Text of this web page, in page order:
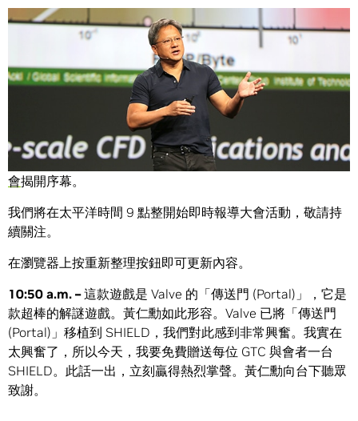
Share
NVIDIA 執行長黃仁勳今早於加州聖荷西為年度GPU 技術大
會揭開序幕。
我們將在太平洋時間 9 點整開始即時報導大會活動，敬請持
續關注。
在瀏覽器上按重新整理按鈕即可更新內容。
10:50 a.m. –這款遊戲是 Valve 的「傳送門 (Portal)」，它是
款超棒的解謎遊戲。黃仁勳如此形容。Valve 已將「傳送門
(Portal)」移植到 SHIELD，我們對此感到非常興奮。我實在
太興奮了，所以今天，我要免費贈送每位 GTC 與會者一台
SHIELD。此話一出，立刻贏得熱烈掌聲。黃仁勳向台下聽眾
致謝。